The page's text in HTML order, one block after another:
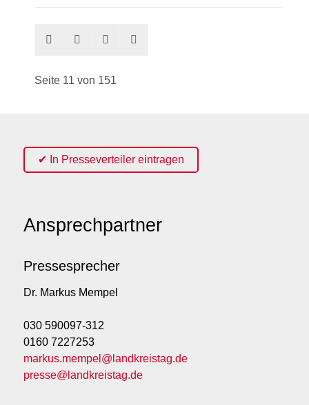
Seite 11 von 151
✔ In Presseverteiler eintragen
Ansprechpartner
Pressesprecher
Dr. Markus Mempel
030 590097-312
0160 7227253
markus.mempel@landkreistag.de
presse@landkreistag.de